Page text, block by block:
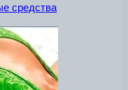
средства